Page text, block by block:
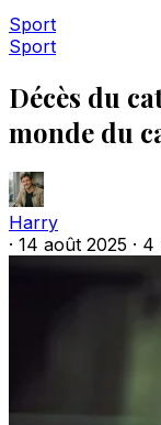
Sport
Sport
Décès du
monde du
Harry
· 14 août 2025 · 4